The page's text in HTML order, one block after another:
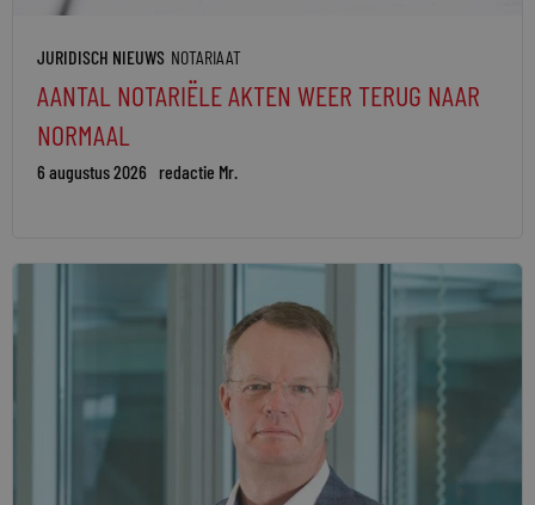
JURIDISCH NIEUWS NOTARIAAT
AANTAL NOTARIËLE AKTEN WEER TERUG NAAR
NORMAAL
6 augustus 2026 redactie Mr.